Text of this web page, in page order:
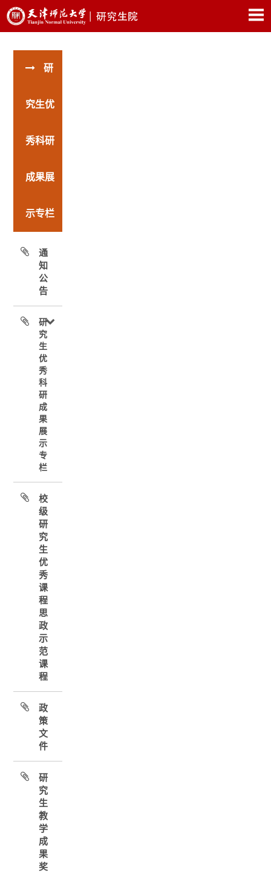
研
究生优
秀科研
成果展
示专栏
通
知
公
告
研
究
生
优
秀
科
研
成
果
展
示
专
栏
校
级
研
究
生
优
秀
课
程
思
政
示
范
课
程
政
策
文
件
研
究
生
教
学
成
果
奖